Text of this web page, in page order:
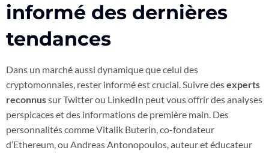
informé des dernières
tendances
Dans un marché aussi dynamique que celui des
cryptomonnaies, rester informé est crucial. Suivre desexperts
reconnussur Twitter ou LinkedIn peut vous offrir des analyses
perspicaces et des informations de première main. Des
personnalités comme Vitalik Buterin, co-fondateur
d’Ethereum, ou Andreas Antonopoulos, auteur et éducateur